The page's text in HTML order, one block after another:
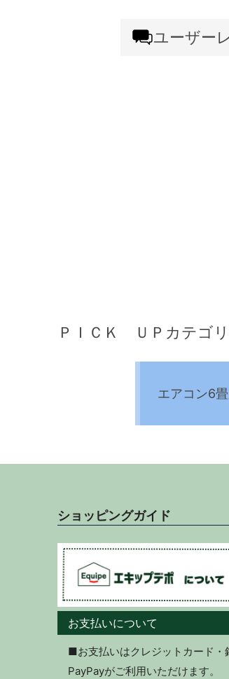
ユーザー
ＰＩＣＫ ＵＰカテゴ
エアコン6
ショッピングガイド
お支払いについて
■お支払いはクレジットカード・
PayPayがご利用いただけます。